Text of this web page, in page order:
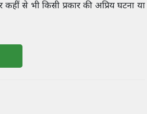
से भी किसी प्रकार की अप्रिय घटना या